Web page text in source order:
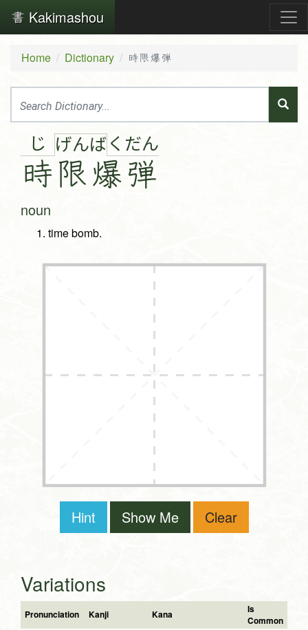
Kakimashou
Home Dictionary 時限爆弾
じ
時
げん
限
ば く
爆
だん
弾
noun
time bomb.
Hint Show Me Clear
Variations
Pronunciation Kanji Kana
Is
Common